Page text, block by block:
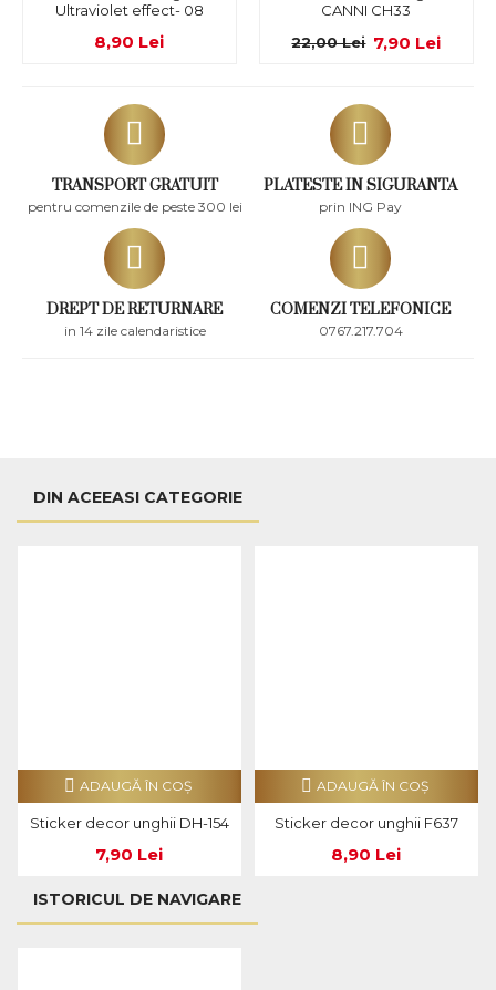
TRANSPORT GRATUIT
pentru comenzile de peste 300 lei
PLATESTE IN SIGURANTA
prin ING Pay
DREPT DE RETURNARE
in 14 zile calendaristice
COMENZI TELEFONICE
0767.217.704
Ultraviolet effect- 08
8,90 Lei
CANNI CH33
7,90 Lei
22,00 Lei
DIN ACEEASI CATEGORIE
Sticker decor unghii DH-154
7,90 Lei
ADAUGĂ ÎN COŞ
Sticker decor unghii F637
8,90 Lei
ADAUGĂ ÎN COŞ
ISTORICUL DE NAVIGARE